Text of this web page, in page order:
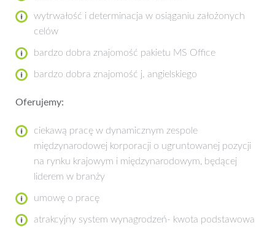
wytrwałość i determinacja w osiąganiu założonych
celów
bardzo dobra znajomość pakietu MS Office
bardzo dobra znajomość j. angielskiego
Oferujemy:
ciekawą pracę w dynamicznym zespole
międzynarodowej korporacji o ugruntowanej pozycji
na rynku krajowym i międzynarodowym, będącej
liderem w branży
umowę o pracę
atrakcyjny system wynagrodzeń- kwota podstawowa